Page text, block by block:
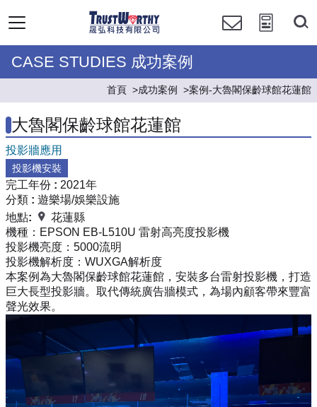
CASE STUDIES 成功案例
首頁 成功案例 案例-大魯閣保齡球館花蓮館
大魯閣保齡球館花蓮館
投影牆應用
投影機安裝
完工年份 : 2021年
分類 : 遊樂場/娛樂設施
地點:
花蓮縣
機種： EPSON EB-L510U 雷射高亮度投影機
投影機亮度： 5000流明
投影機解析度： WUXGA解析度
本案例為大魯閣保齡球館花蓮館，安裝多台雷射投影機，打造
巨大長型投影牆。取代傳統廣告牆模式，為場內顧客帶來豐富
聲光效果。